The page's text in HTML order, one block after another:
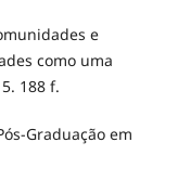
e
como uma
188 f.
Graduação em